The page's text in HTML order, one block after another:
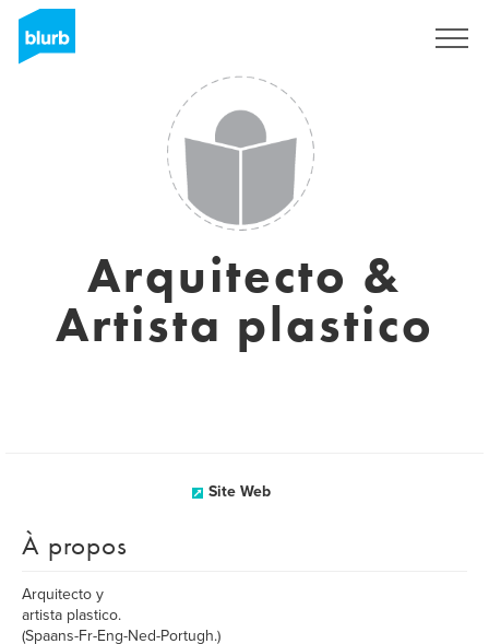
Arquitecto &
Artista plastico
Site Web
À propos
Arquitecto y
artista plastico.
(Spaans-Fr-Eng-Ned-Portugh.)